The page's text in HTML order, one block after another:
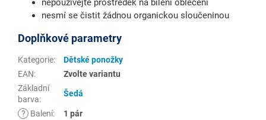
nepoužívejte prostředek na bílení oblečení
nesmí se čistit žádnou organickou sloučeninou
Doplňkové parametry
Kategorie:
Dětské ponožky
EAN:
Zvolte variantu
Základní
barva:
Šedá
? Balení:
1 pár